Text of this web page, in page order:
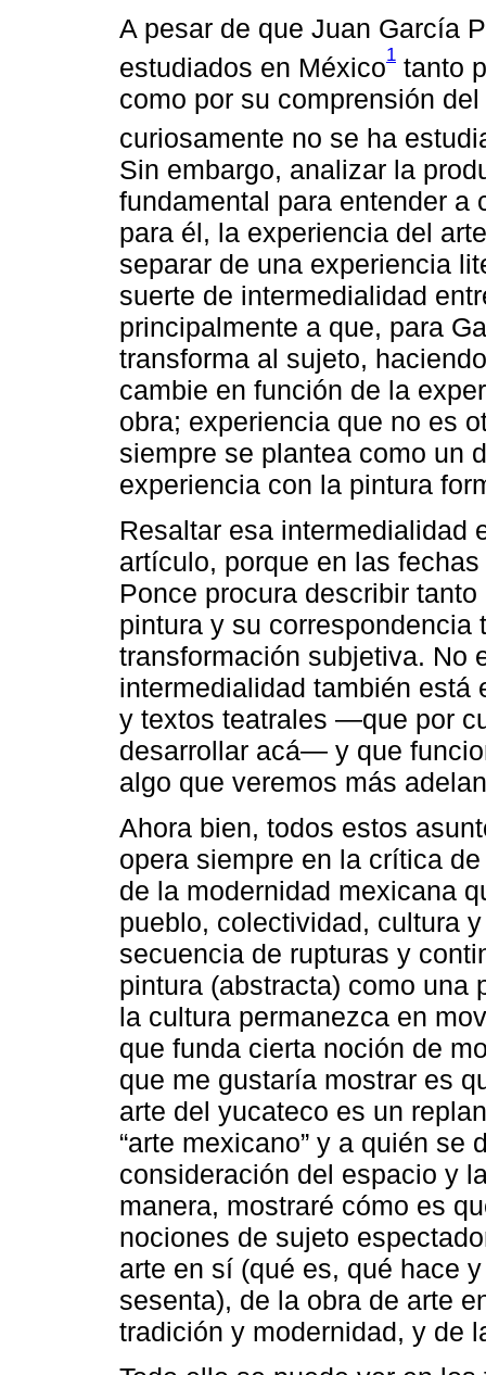
A pesar de que Juan García
estudiados en México1 tanto
como por su comprensión
curiosamente no se ha
Sin embargo, analizar la
fundamental para entender a
para él, la experiencia del
separar de una experiencia
suerte de intermedialidad
principalmente a que, para
transforma al sujeto,
cambie en función de la
obra; experiencia que no es
siempre se plantea como un
experiencia con la pintura
Resaltar esa intermedialidad
artículo, porque en las
Ponce procura describir
pintura y su
transformación subjetiva. No
intermedialidad también está
y textos teatrales ―que por
desarrollar acá― y que
algo que veremos más
Ahora bien, todos estos
opera siempre en la crítica
de la modernidad mexicana
pueblo, colectividad, cultura
secuencia de rupturas y
pintura (abstracta) como una
la cultura permanezca en
que funda cierta noción de
que me gustaría mostrar es
arte del yucateco es un
“arte mexicano” y a quién se
consideración del espacio y
manera, mostraré cómo es
nociones de sujeto
arte en sí (qué es, qué hace
sesenta), de la obra de arte
tradición y modernidad, y de